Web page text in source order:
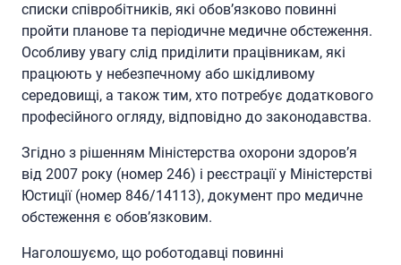
списки співробітників, які обов’язково повинні
пройти планове та періодичне медичне обстеження.
Особливу увагу слід приділити працівникам, які
працюють у небезпечному або шкідливому
середовищі, а також тим, хто потребує додаткового
професійного огляду, відповідно до законодавства.
Згідно з рішенням Міністерства охорони здоров’я
від 2007 року (номер 246) і реєстрації у Міністерстві
Юстиції (номер 846/14113), документ про медичне
обстеження є обов’язковим.
Наголошуємо, що роботодавці повинні